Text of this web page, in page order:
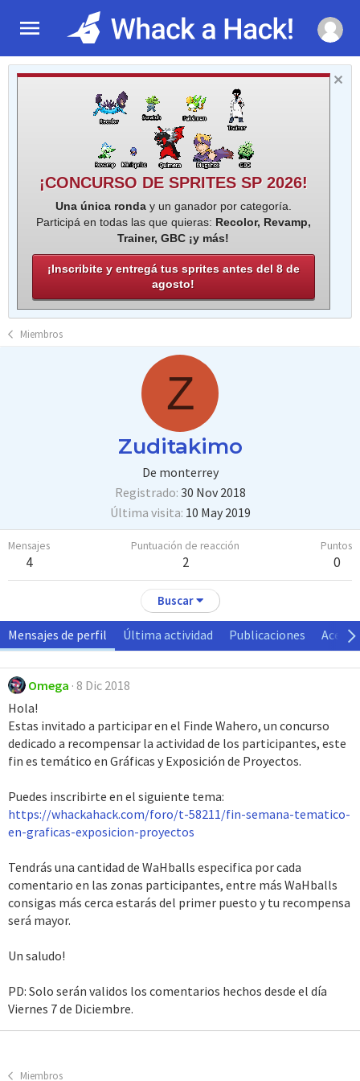
¡CONCURSO DE SPRITES SP 2026!
Una única ronday un ganador por categoría.
Participá en todas las que quieras: Recolor, Revamp,
Trainer, GBC ¡y más!
¡Inscribite y entregá tus sprites antes del 8 de
agosto!
Miembros
Z
Zuditakimo
De monterrey
Registrado 30 Nov 2018
Última visita 10 May 2019
Mensajes
4
Puntuación de reacción
2
Puntos
0
Buscar
Mensajes de perfil Última actividad Publicaciones Acerca
Omega 8 Dic 2018
Hola!
Estas invitado a participar en el Finde Wahero, un concurso
dedicado a recompensar la actividad de los participantes, este
fin es temático en Gráficas y Exposición de Proyectos.
Puedes inscribirte en el siguiente tema:
https://whackahack.com/foro/t-58211/fin-semana-tematico-
en-graficas-exposicion-proyectos
Tendrás una cantidad de WaHballs especifica por cada
comentario en las zonas participantes, entre más WaHballs
consigas más cerca estarás del primer puesto y tu recompensa
será mayor.
Un saludo!
PD: Solo serán validos los comentarios hechos desde el día
Viernes 7 de Diciembre.
Miembros